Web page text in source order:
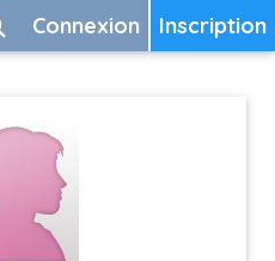
Inscription
Connexion